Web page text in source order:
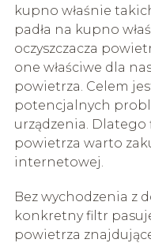
kupno właśnie
padła na kupno
oczyszczacza
one właściwe dla
powietrza. Celem
potencjalnych
urządzenia. Dlatego
powietrza warto
internetowej.
Bez wychodzenia z
konkretny filtr
powietrza